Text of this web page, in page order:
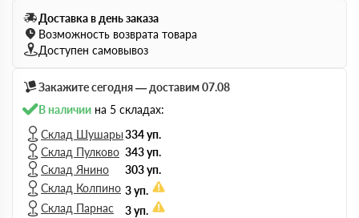
Доставка в день заказа
Возможность возврата товара
Доступен самовывоз
Закажите сегодня — доставим 07.08
В наличии на 5 складах:
Склад Шушары334 уп.
Склад Пулково 343 уп.
Склад Янино
303 уп.
Склад Колпино 3 уп.
Склад Парнас
3 уп.